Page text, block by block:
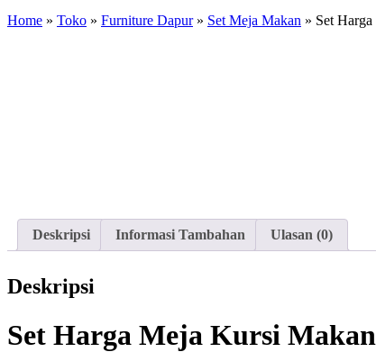
Home » Toko » Furniture Dapur» Set Meja Makan » Set
Deskripsi Informasi Tambahan Ulasan (0)
Deskripsi
Set Harga Meja Kursi